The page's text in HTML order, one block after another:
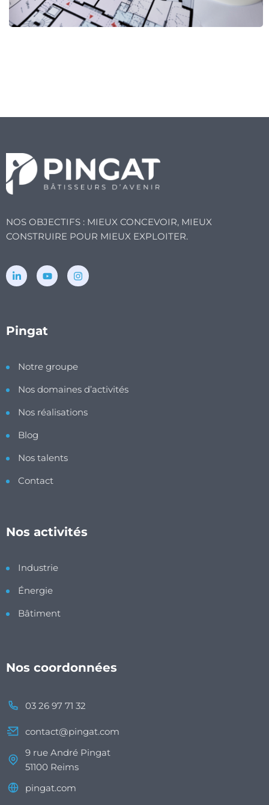
NOS OBJECTIFS : MIEUX CONCEVOIR, MIEUX
CONSTRUIRE POUR MIEUX EXPLOITER.
Pingat
Notre groupe
Nos domaines d’activités
Nos réalisations
Blog
Nos talents
Contact
Nos activités
Industrie
Énergie
Bâtiment
Nos coordonnées
03 26 97 71 32
contact@pingat.com
9 rue André Pingat
51100 Reims
pingat.com